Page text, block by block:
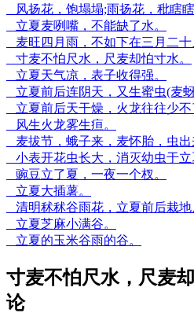
风扬花，饱塌塌;雨扬花，秕瞎瞎
立夏麦咧嘴，不能缺了水。
麦旺四月雨，不如下在三月二十
寸麦不怕尺水，尺麦却怕寸水。
立夏天气凉，表子收得强。
立夏前后连阴天，又生蜜虫(麦蚜
立夏前后天干燥，火龙往往少不
风生火龙雾生疸。
麦拔节，蛾子来，麦怀胎，虫出
小表开花虫长大，消灭幼虫于立
豌豆立了夏，一夜一个杈。
立夏大插薯。
清明秫秫谷雨花，立夏前后栽地
立夏芝麻小满谷。
立夏的玉米谷雨的谷。
寸麦不怕尺水，尺麦
论